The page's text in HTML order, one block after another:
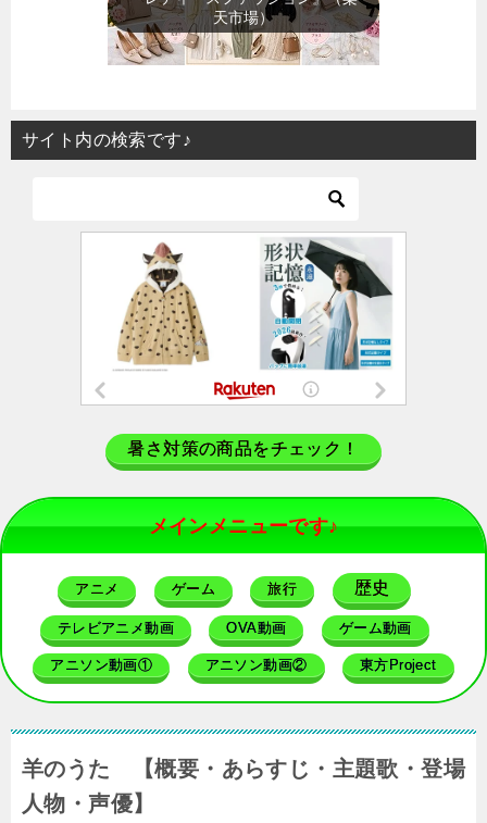
『テレビゲーム』（楽天市場）
サイト内の検索です♪
暑さ対策の商品をチェック！
メインメニューです♪
アニメ ゲーム 旅行 歴史
テレビアニメ動画 OVA動画 ゲーム動画
アニソン動画① アニソン動画② 東方Project
羊のうた 【概要・あらすじ・主題歌・登場
人物・声優】